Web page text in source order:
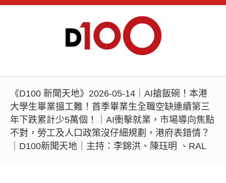
《D100 新聞天地》2026-05-14｜AI搶飯碗！本港
大學生畢業搵工難！首季畢業生全職空缺連續第三
年下跌累計少5萬個！｜AI衝擊就業，市場導向焦點
不對，勞工及人口政策沒仔細規劃，港府表錯情？
｜D100新聞天地｜主持：李錦洪、陳珏明 、RAL